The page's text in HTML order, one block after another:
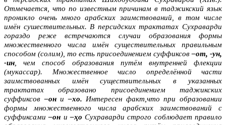
Отмечается, что по известным причинам в таджикский язык
проникло очень много арабских заимствований, в том числе
имён сушествительных. В персидских трактатах Сухраварди
гораздо реже встречаются случаи образования формы
множественного числа имён существительных правильным
способом (солим), то есть присоединением суффиксов–от, -ун,
-ин , чем способ образования путём внутренней флекции
(мукассар). Множественное число определённой части
заимствованных имён существительных в указанных
трактатах образовано присоединением таджикских
суффиксов–они–хо. Интересен факт,что при образовании
формы множественного числа арабских заимствований с
суффиксами–он и–ҳоСухраварди строго соблюдает правило